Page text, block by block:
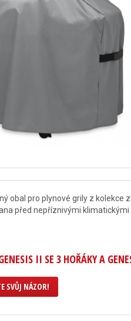
obal pro plynové grily z kolekce
před nepříznivými
II SE 3 HOŘÁKY A
SVŮJ NÁZOR!